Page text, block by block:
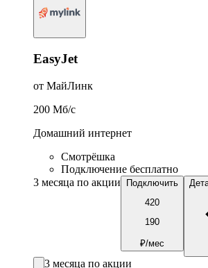
EasyJet
от МайЛинк
200 Мб/c
Домашний интернет
Смотрёшка
Подключение бесплатно
3 месяца по акции
Подключить
420
190
₽/мес
3 месяца по акции